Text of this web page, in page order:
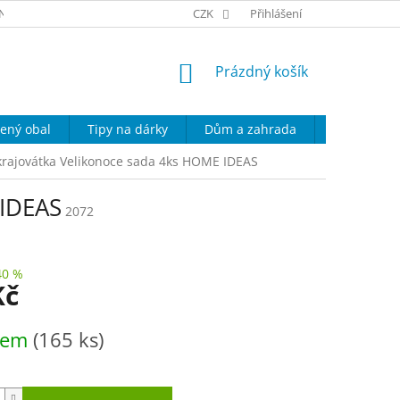
PODMÍNKY PODMÍNKY OCHRANY OSOBNÍCH
CZK Přihlášení
NÁKUPNÍ
Prázdný košík
obal Tipy na dárky Dům a zahrada
Velikonoce sada 4ks HOME IDEAS
2072
%
(165 ks)